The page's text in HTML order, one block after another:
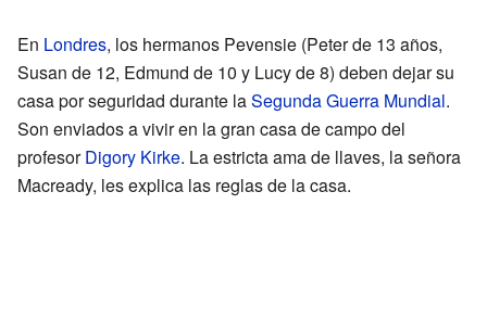
En Londres, los hermanos Pevensie (Peter de 13 años,
Susan de 12, Edmund de 10 y Lucy de 8) deben dejar su
casa por seguridad durante laSegunda Guerra Mundial.
Son enviados a vivir en la gran casa de campo del
profesorDigory Kirke. La estricta ama de llaves, la señora
Macready, les explica las reglas de la casa.